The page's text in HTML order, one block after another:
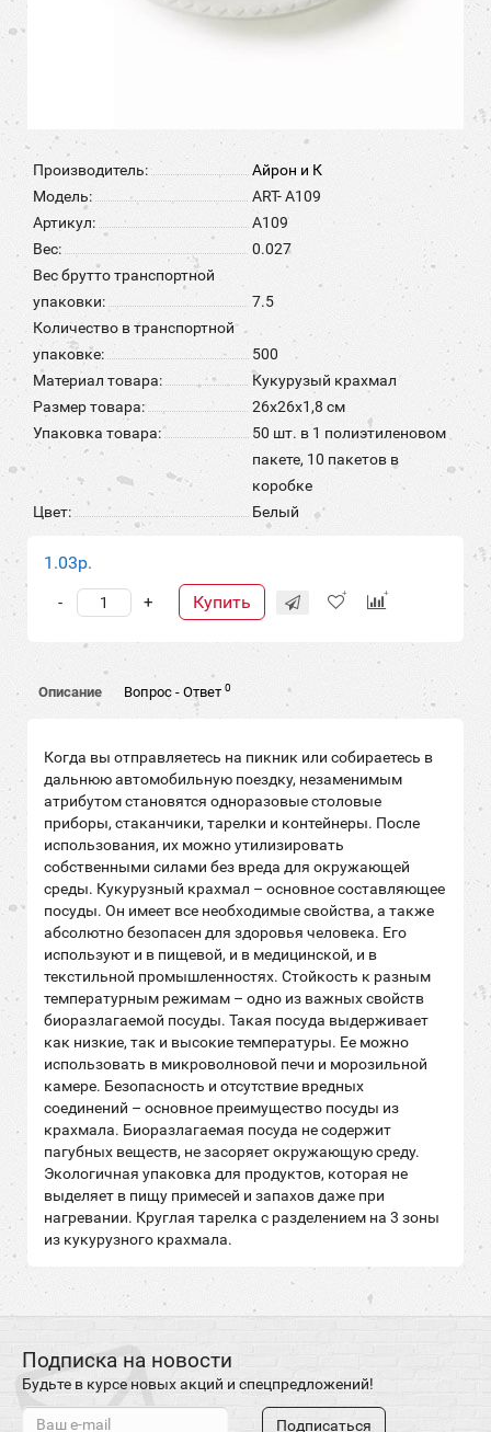
Производитель:
Айрон и К
Модель:
ART- A109
Артикул:
A109
Вес:
0.027
Вес брутто транспортной
упаковки:
7.5
Количество в транспортной
упаковке:
500
Материал товара:
Кукурузый крахмал
Размер товара:
26x26x1,8 см
Упаковка товара:
50 шт. в 1 полиэтиленовом
пакете, 10 пакетов в
коробке
Цвет:
Белый
1.03р.
+
- Купить
Описание Вопрос - Ответ 0
Когда вы отправляетесь на пикник или собираетесь в
дальнюю автомобильную поездку, незаменимым
атрибутом становятся одноразовые столовые
приборы, стаканчики, тарелки и контейнеры. После
использования, их можно утилизировать
собственными силами без вреда для окружающей
среды. Кукурузный крахмал – основное составляющее
посуды. Он имеет все необходимые свойства, а также
абсолютно безопасен для здоровья человека. Его
используют и в пищевой, и в медицинской, и в
текстильной промышленностях. Стойкость к разным
температурным режимам – одно из важных свойств
биоразлагаемой посуды. Такая посуда выдерживает
как низкие, так и высокие температуры. Ее можно
использовать в микроволновой печи и морозильной
камере. Безопасность и отсутствие вредных
соединений – основное преимущество посуды из
крахмала. Биоразлагаемая посуда не содержит
пагубных веществ, не засоряет окружающую среду.
Экологичная упаковка для продуктов, которая не
выделяет в пищу примесей и запахов даже при
нагревании. Круглая тарелка с разделением на 3 зоны
из кукурузного крахмала.
Подписка на новости
Будьте в курсе новых акций и спецпредложений!
Подписаться